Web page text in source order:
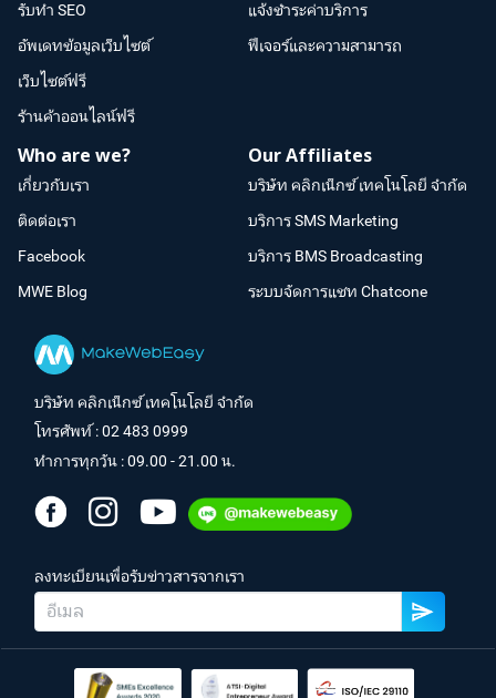
รับทำ SEO
อัพเดทข้อมูลเว็บไซต์
เว็บไซต์ฟรี
ร้านค้าออนไลน์ฟรี
แจ้งชำระค่าบริการ
ฟีเจอร์และความสามารถ
Who are we?
เกี่ยวกับเรา
ติดต่อเรา
Facebook
MWE Blog
Our Affiliates
บริษัท คลิกเน็กซ์ เทคโนโลยี จำกัด
บริการ SMS Marketing
บริการ BMS Broadcasting
ระบบจัดการแชท Chatcone
บริษัท คลิกเน็กซ์ เทคโนโลยี จำกัด
โทรศัพท์ :02 483 0999
ทำการทุกวัน : 09.00 - 21.00 น.
ลงทะเบียนเพื่อรับข่าวสารจากเรา